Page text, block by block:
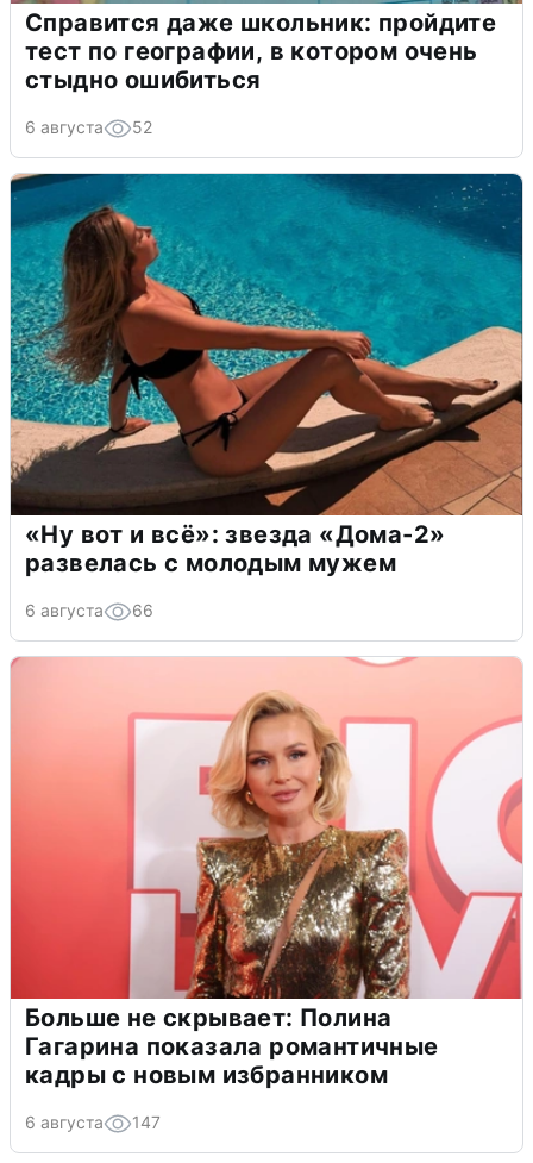
Справится даже школьник: пройдите
тест по географии, в котором очень
стыдно ошибиться
6 августа 52
«Ну вот и всё»: звезда «Дома-2»
развелась с молодым мужем
6 августа 66
Больше не скрывает: Полина
Гагарина показала романтичные
кадры с новым избранником
6 августа 147